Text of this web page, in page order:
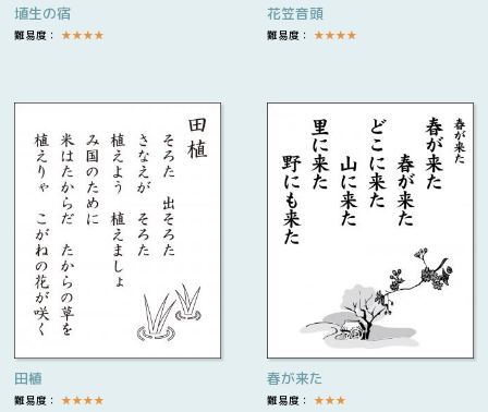
埴生の宿
難易度： ★★★★
花笠音頭
難易度： ★★★★
田植
難易度： ★★★★
春が来た
難易度： ★★★